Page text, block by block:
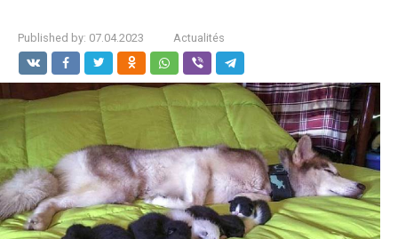
Published by: 07.04.2023 Actualités